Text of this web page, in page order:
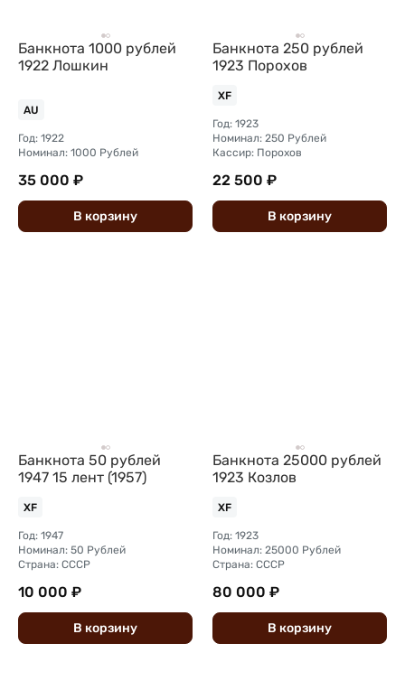
Банкнота 1000 рублей
1922 Лошкин
AU
Год: 1922
Номинал: 1000 Рублей
35 000 ₽
В корзину
Банкнота 250 рублей
1923 Порохов
XF
Год: 1923
Номинал: 250 Рублей
Кассир: Порохов
22 500 ₽
В корзину
Банкнота 50 рублей
1947 15 лент (1957)
XF
Год: 1947
Номинал: 50 Рублей
Страна: СССР
10 000 ₽
В корзину
Банкнота 25000 рублей
1923 Козлов
XF
Год: 1923
Номинал: 25000 Рублей
Страна: СССР
80 000 ₽
В корзину